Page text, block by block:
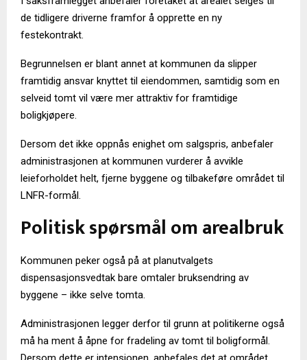
de tidligere driverne framfor å opprette en ny
festekontrakt.
Begrunnelsen er blant annet at kommunen da slipper
framtidig ansvar knyttet til eiendommen, samtidig som en
selveid tomt vil være mer attraktiv for framtidige
boligkjøpere.
Dersom det ikke oppnås enighet om salgspris, anbefaler
administrasjonen at kommunen vurderer å avvikle
leieforholdet helt, fjerne byggene og tilbakeføre området til
LNFR-formål.
Politisk spørsmål om arealbruk
Kommunen peker også på at planutvalgets
dispensasjonsvedtak bare omtaler bruksendring av
byggene – ikke selve tomta.
Administrasjonen legger derfor til grunn at politikerne også
må ha ment å åpne for fradeling av tomt til boligformål.